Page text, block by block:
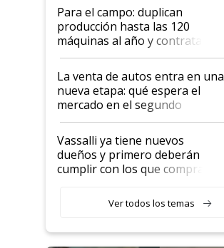
Para el campo: duplican
producción hasta las 120
máquinas al año y contratan
especialistas de la industria
automotriz para lograrlo
La venta de autos entra en una
nueva etapa: qué espera el
mercado en el segundo
semestre
Vassalli ya tiene nuevos
dueños y primero deberán
cumplir con los que compraron
recibieron: quién está detrás
del rescate de la empresa
Ver todos los temas